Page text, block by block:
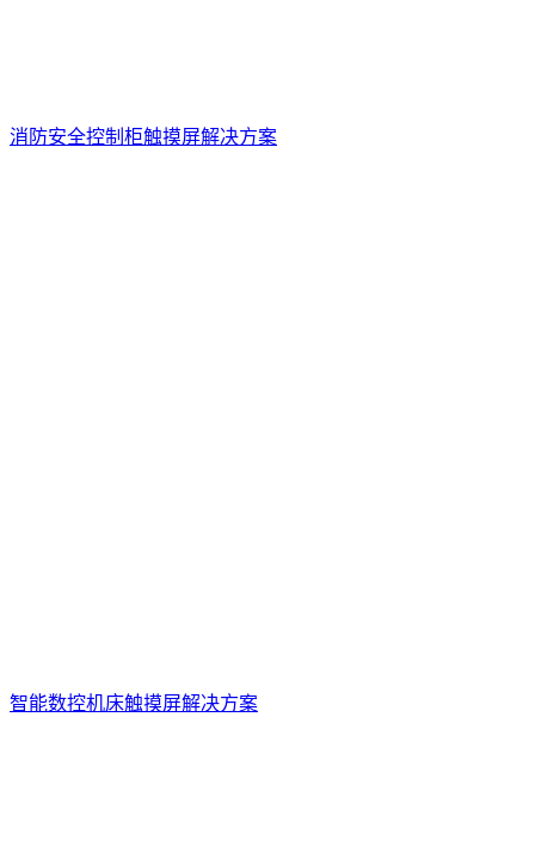
消防安全控制柜触摸屏解决方案
智能数控机床触摸屏解决方案